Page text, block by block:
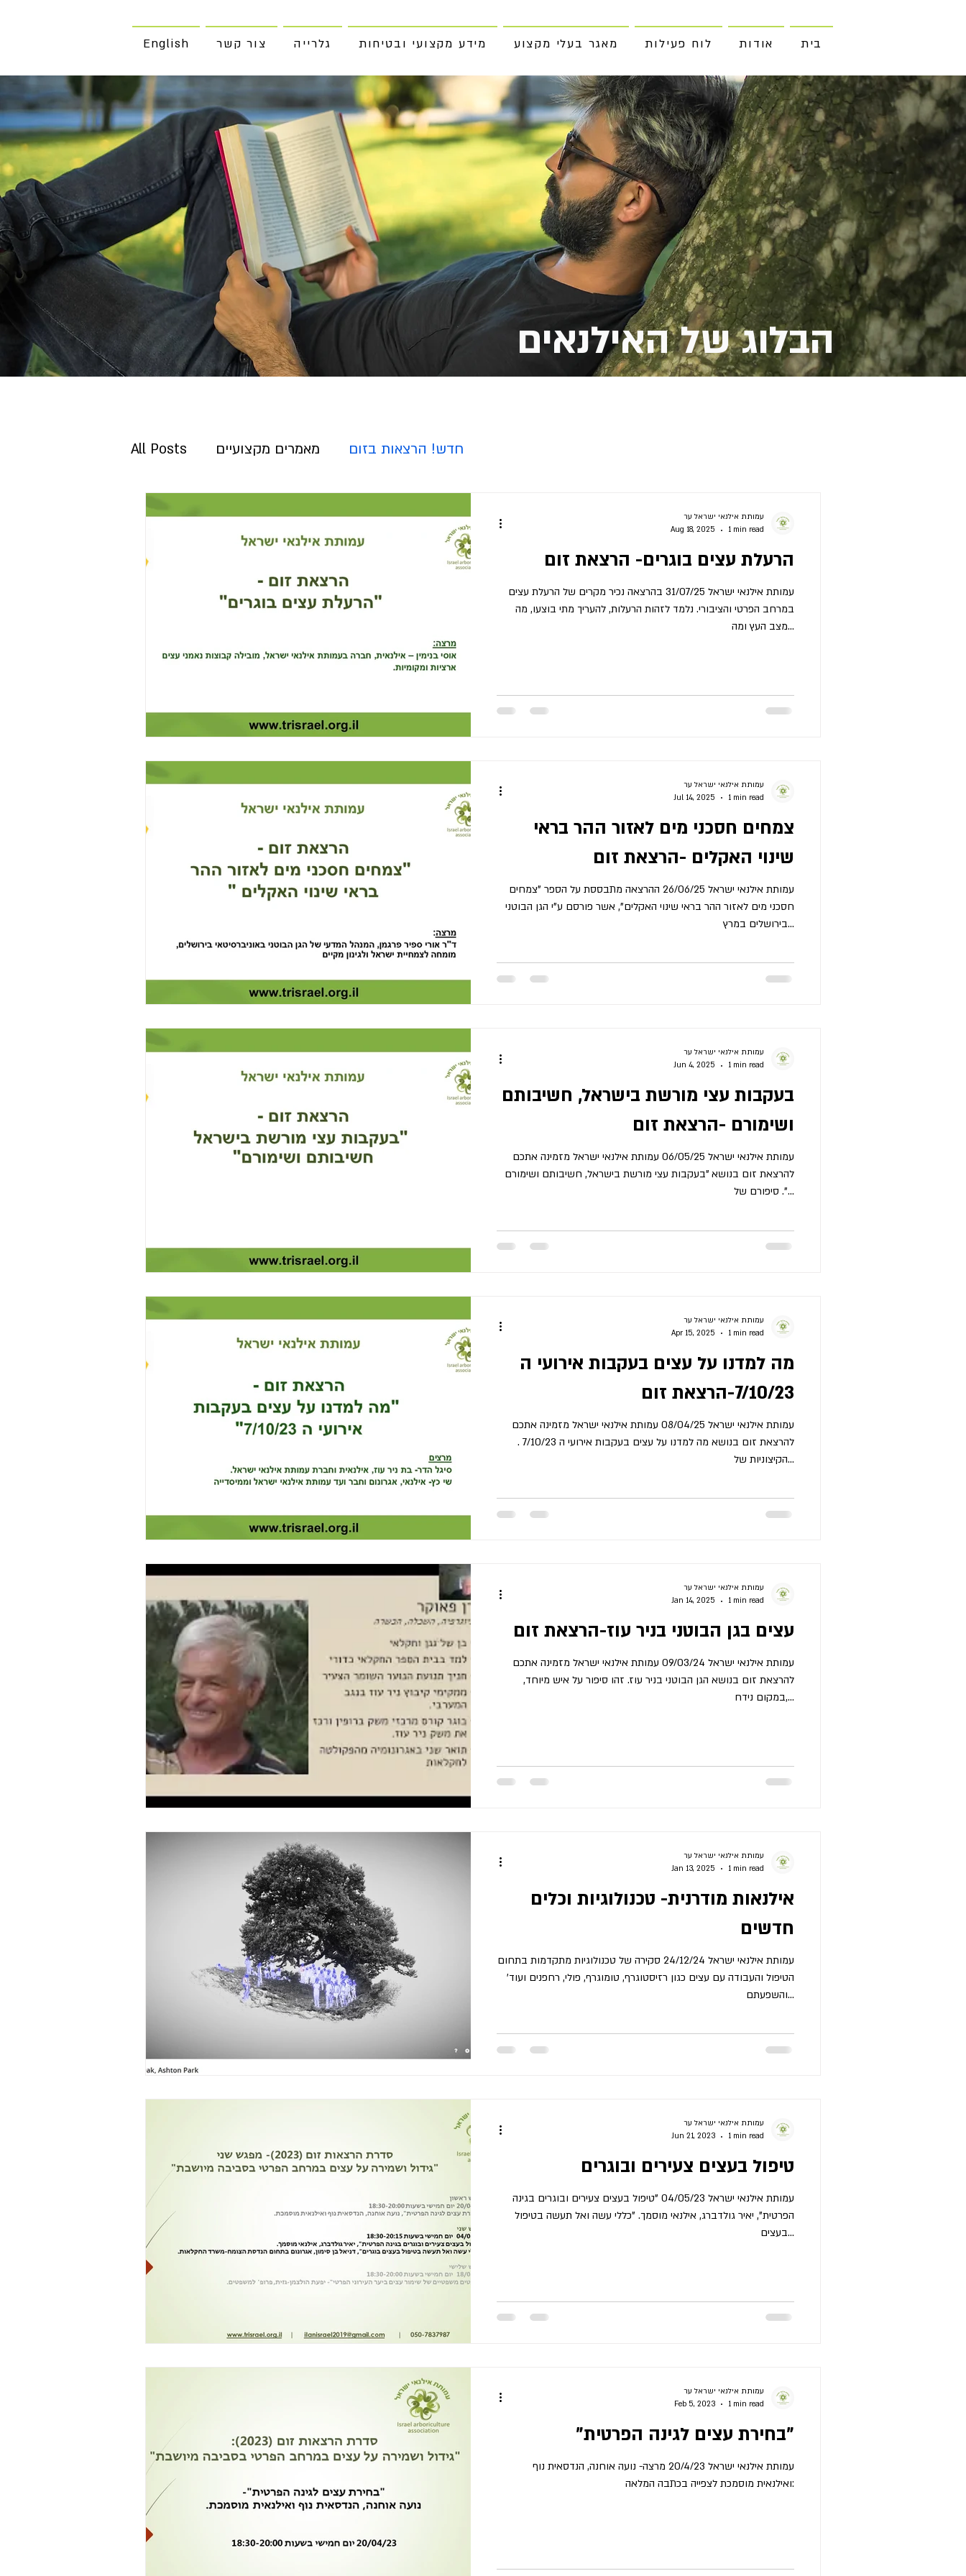
בית אודות לוח פעילות מאגר בעלי מקצוע מידע מקצועי ובטיחות גלרייה צור קשר English
הבלוג של האילנאים
All Posts מאמרים מקצועיים חדש! הרצאות בזום
הרעלת עצים בוגרים- הרצאת זום
עמותת אילנאי ישראל 31/07/25 בהרצאה נכיר מקרים של הרעלת עצים
במרחב הפרטי והציבורי. נלמד לזהות הרעלות, להעריך מתי בוצעו, מה
מצב העץ ומה...
עמותת אילנאי ישראל ער
Aug 18, 2025
1 min read
צמחים חסכני מים לאזור ההר בראי
שינוי האקלים -הרצאת זום
עמותת אילנאי ישראל 26/06/25 ההרצאה מתבססת על הספר "צמחים
חסכני מים לאזור ההר בראי שינוי האקלים", אשר פורסם ע"י הגן הבוטני
בירושלים במרץ...
עמותת אילנאי ישראל ער
Jul 14, 2025
1 min read
בעקבות עצי מורשת בישראל, חשיבותם
ושימורם -הרצאת זום
עמותת אילנאי ישראל 06/05/25 עמותת אילנאי ישראל מזמינה אתכם
להרצאת זום בנושא "בעקבות עצי מורשת בישראל, חשיבותם ושימורם
". סיפורם של...
עמותת אילנאי ישראל ער
Jun 4, 2025
1 min read
מה למדנו על עצים בעקבות אירועי ה
7/10/23-הרצאת זום
עמותת אילנאי ישראל 08/04/25 עמותת אילנאי ישראל מזמינה אתכם
להרצאת זום בנושא מה למדנו על עצים בעקבות אירועי ה 7/10/23 .
הקיצוניות של...
עמותת אילנאי ישראל ער
Apr 15, 2025
1 min read
עצים בגן הבוטני בניר עוז-הרצאת זום
עמותת אילנאי ישראל 09/03/24 עמותת אילנאי ישראל מזמינה אתכם
להרצאת זום בנושא הגן הבוטני בניר עוז. זהו סיפור על איש מיוחד,
במקום נידח,...
עמותת אילנאי ישראל ער
Jan 14, 2025
1 min read
אילנאות מודרנית- טכנולוגיות וכלים
חדשים
עמותת אילנאי ישראל 24/12/24 סקירה של טכנולוגיות מתקדמות בתחום
הטיפול והעבודה עם עצים כגון רזיסטוגרף, טומוגרף, פולי, רחפנים ועוד'
והשפעתם...
עמותת אילנאי ישראל ער
Jan 13, 2025
1 min read
טיפול בעצים צעירים ובוגרים
עמותת אילנאי ישראל 04/05/23 "טיפול בעצים צעירים ובוגרים בגינה
הפרטית", יאיר גולדברג, אילנאי מוסמך. "כללי עשה ואל תעשה בטיפול
בעצים...
עמותת אילנאי ישראל ער
Jun 21, 2023
1 min read
"בחירת עצים לגינה הפרטית"
עמותת אילנאי ישראל 20/4/23 מרצה- נועה אוחנה, הנדסאית נוף
ואילנאית מוסמכת לצפייה בכתבה המלאה:
עמותת אילנאי ישראל ער
Feb 5, 2023
1 min read